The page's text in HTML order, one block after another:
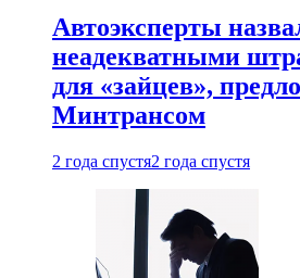
Автоэксперты
неадекватными
для «зайцев»,
Минтрансом
2 года спустя2 года спустя